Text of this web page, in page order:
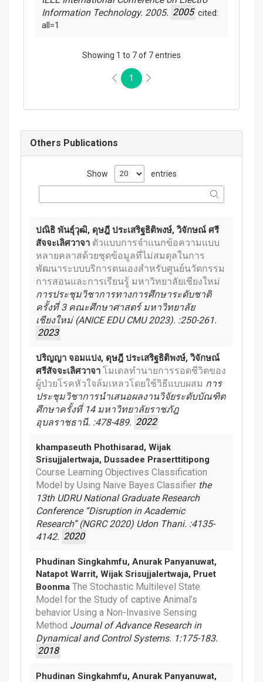
Information Technology. 2005. 2005 cited:
all=1
Showing 1 to 7 of 7 entries
1
Others Publications
Show entries
ปณิธิ พันธุ์วุฒิ, ดุษฎี ประเสริฐธิติพงษ์, วิจักษณ์ ศรี
สัจจะเลิศวาจา ตัวแบบการจำแนกข้อความแบบ
หลายคลาสด้วยชุดข้อมูลที่ไม่สมดุลในการ
พัฒนาระบบบริการตนเองสำหรับศูนย์นวัตกรรม
การสอนและการเรียนรู้ มหาวิทยาลัยเชียงใหม่
การประชุมวิชาการทางการศึกษาระดับชาติ
ครั้งที่ 3 คณะศึกษาศาสตร์ มหาวิทยาลัย
เชียงใหม่ (ANICE EDU CMU 2023). :250-261.
2023
ปริญญา จอมแปง, ดุษฎี ประเสริฐธิติพงษ์, วิจักษณ์
ศรีสัจจะเลิศวาจา โมเดลทำนายการรอดชีวิตของ
ผู้ป่วยโรคหัวใจล้มเหลวโดยใช้วิธีแบบผสม การ
ประชุมวิชาการนำเสนอผลงานวิจัยระดับบัณฑิต
ศึกษาครั้งที่ 14 มหาวิทยาลัยราชภัฎ
อุบลราชธานี. :478-489. 2022
khampaseuth Phothisarad, Wijak
Srisujjalertwaja, Dussadee Praserttitipong
Course Learning Objectives Classification
Model by Using Naive Bayes Classifier the
13th UDRU National Graduate Research
Conference “Disruption in Academic
Research” (NGRC 2020) Udon Thani. :4135-
4142. 2020
Phudinan Singkahmfu, Anurak Panyanuwat,
Natapot Warrit, Wijak Srisujjalertwaja, Pruet
Boonma The Stochastic Multilevel State
Model for the Study of captive Animal’s
behavior Using a Non-Invasive Sensing
Method Journal of Advance Research in
Dynamical and Control Systems. 1:175-183.
2018
Phudinan Singkahmfu, Anurak Panyanuwat,